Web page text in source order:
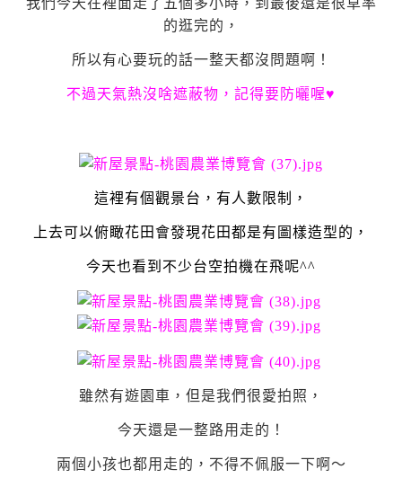
的逛完的，
所以有心要玩的話一整天都沒問題啊！
不過天氣熱沒啥遮蔽物，記得要防曬喔♥
這裡有個觀景台，有人數限制，
上去可以俯瞰花田會發現花田都是有圖樣造型的，
今天也看到不少台空拍機在飛呢^^
雖然有遊園車，但是我們很愛拍照，
今天還是一整路用走的！
兩個小孩也都用走的，不得不佩服一下啊～